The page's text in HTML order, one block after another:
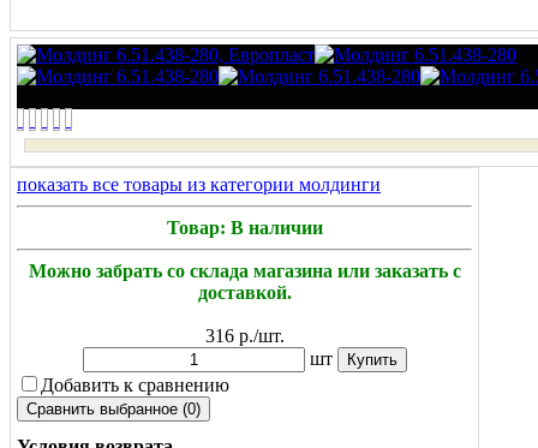
показать все товары из категории молдинги
Товар: В наличии
Можно забрать со склада магазина или заказать с
доставкой.
316р./шт.
шт
Добавить к сравнению